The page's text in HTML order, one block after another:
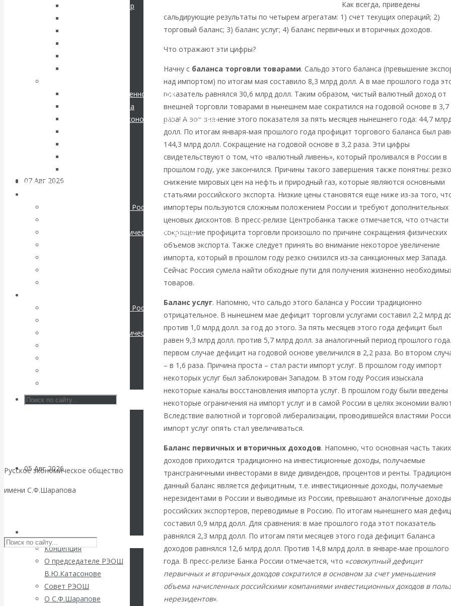
Соловьев Владимир
Экономика современной России
Мировая экономика
Международные экономические отношения
Авторы РЭОШ
Экономика современной России
Международные экономические отношения
Экономика современной России
Международные экономические отношения
Русское экономическое общество
имени С.Ф.Шарапова
Концепция
О председателе РЭОШ
В.Ю.Катасонове
Совет РЭОШ
О С.Ф.Шарапове
кризис в России.
Проедаем
основной
капитал, но
строим
грандиозные
планы
07 Авг 2026
ВАлентин
КАтасонов. К
112-летию
мировой войны:
вместо победы
Россия
получила
05 Авг 2026Деньги
Валентин
раз на тему
блокировки
банковских
Как всегда, приведены
сальдирующие результаты по четырем агрегатам: 1) счет текущих операций; 2)
торговый баланс; 3) баланс услуг; 4) баланс первичных и вторичных доходов.
Что отражают эти цифры?
Начну с баланса торговли товарами. Сальдо этого баланса (превышение
над импортом) по итогам мая составило 8,3 млрд долл. А в мае прошлого года
показатель равнялся 30,6 млрд долл. Таким образом, чистый валютный доход от
внешней торговли товарами в нынешнем мае сократился на годовой основе в 3,7
раза! А вот значение этого показателя за пять месяцев нынешнего года: 44,7
долл. По итогам января-мая прошлого года профицит торгового баланса был
144,3 млрд долл. Сокращение на годовой основе в 3,2 раза. Эти цифры
свидетельствуют о том, что «валютный ливень», который проливался в России в
прошлом году, уже закончился. Причины такого завершения также понятны:
снижение мировых цен на нефть и природный газ, которые являются основными
статьями российского экспорта. Низкие цены становятся еще ниже из-за того,
импортеры пользуются сложным положением России и требуют дополнительных
ценовых дисконтов. В пресс-релизе Центробанка также отмечается, что отчасти
сокращение профицита торговли произошло по причине сокращения физических
объемов экспорта. Также следует принять во внимание некоторое увеличение
импорта, который в прошлом году резко снизился из-за санкционных мер Запада.
Сейчас Россия сумела найти обходные пути для получения жизненно
товаров.
Баланс услуг. Напомню, что сальдо этого баланса у России традиционно
отрицательное. В нынешнем мае дефицит торговли услугами составил 2,2 млрд
против 1,0 млрд долл. за год до этого. За пять месяцев этого года дефицит был
равен 9,3 млрд долл. против 5,7 млрд долл. за аналогичный период прошлого
первом случае дефицит на годовой основе увеличился в 2,2 раза. Во втором
– в 1,6 раза. Причина проста – стал расти импорт услуг. В прошлом году импорт
некоторых услуг был заблокирован Западом. В этом году Россия изыскала
некоторые каналы восстановления импорта услуг. В прошлом году были введены
некоторые ограничения на импорт услуг и в самой России в целях экономии
Вследствие валютной и торговой либерализации, проводившейся властями
импорт услуг опять стал увеличиваться.
Баланс первичных и вторичных доходов. Напомню, что основная часть таких
доходов приходится традиционно на инвестиционные доходы, получаемые
трансграничными инвесторами в виде дивидендов, процентов и ренты.
данный баланс является дефицитным, т.е. инвестиционные доходы, получаемые
нерезидентами в России и выводимые из России, превышают аналогичные доходы
российских экспортеров, переводимые в Россию. По итогам нынешнего мая
составил 0,9 млрд долл. Для сравнения: в мае прошлого года этот показатель
равнялся 2,3 млрд долл. По итогам пяти месяцев этого года дефицит баланса
доходов равнялся 12,6 млрд долл. Против 14,8 млрд долл. в январе-мае прошлого
года. В пресс-релизе Банка России отмечается, что «совокупный дефицит
первичных и вторичных доходов сократился в основном за счет уменьшения
объема начисленных российскими компаниями инвестиционных доходов в
нерезидентов».